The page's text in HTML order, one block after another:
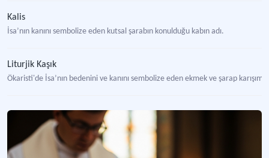
Kalis
İsa’nın kanını sembolize eden kutsal şarabın konulduğu kabın adı.
Liturjik Kaşık
Ökaristi'de İsa’nın bedenini ve kanını sembolize eden ekmek ve şarap
Liturjik Yelpaze
Ökaristi ayininde ekmek ve şarabı, toz ve böceklerden korumak için kullanılan